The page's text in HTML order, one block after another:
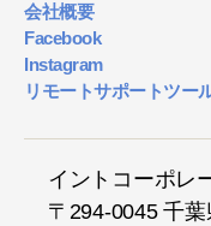
会社概要
Facebook
Instagram
リモートサポートツー
イントコーポレ
〒294-0045 千